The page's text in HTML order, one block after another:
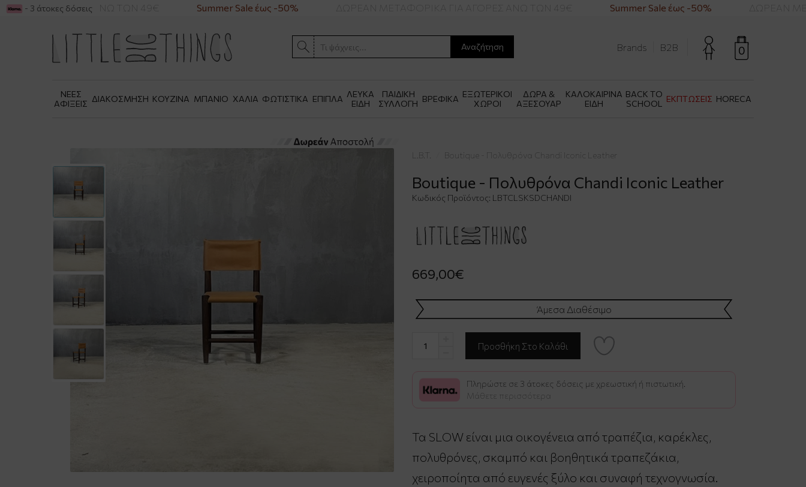
ΓΙΑ ΑΓΟΡΕΣ ΑΝΩ ΤΩΝ 49€ Summer Sale έως -50% ΔΩΡΕΑΝ ΜΕΤΑΦΟΡΙΚΑ ΓΙΑ ΑΓΟΡΕΣ ΑΝΩ ΤΩΝ 49€ Summer Sale έως -50% ΔΩΡΕΑΝ
- 3 άτοκες δόσεις
Αναζήτηση 0
Brands B2B
ΝΕΕΣ
ΑΦΙΞΕΙΣ ΔΙΑΚΟΣΜΗΣΗ ΚΟΥΖΙΝΑ ΜΠΑΝΙΟ ΧΑΛΙΑ ΦΩΤΙΣΤΙΚΑ ΕΠΙΠΛΑ ΛΕΥΚΑ
ΕΙΔΗ
ΠΑΙΔΙΚΗ
ΣΥΛΛΟΓΗ ΒΡΕΦΙΚΑ ΕΞΩΤΕΡΙΚΟΙ
ΧΩΡΟΙ
ΔΩΡΑ &
ΑΞΕΣΟΥΑΡ
ΚΑΛΟΚΑΙΡΙΝΑ
ΕΙΔΗ
BACK TO
SCHOOL
ΕΚΠΤΩΣΕΙΣ HORECA
L.B.T. Boutique - Πολυθρόνα Chandi Iconic Leather
Boutique - Πολυθρόνα Chandi Iconic Leather
Κωδικός Προϊόντος: LBTCLSKSDCHANDI
669,00€
Άμεσα Διαθέσιμο
Πληρώστε σε 3 άτοκες δόσεις με χρεωστική ή πιστωτική.
Μάθετε περισσότερα
Τα SLOW είναι μια οικογένεια από τραπέζια, καρέκλες,
πολυθρόνες, σκαμπό και βοηθητικά τραπεζάκια,
χειροποίητα από ευγενές ξύλο και συναφή τεχνογνωσία.